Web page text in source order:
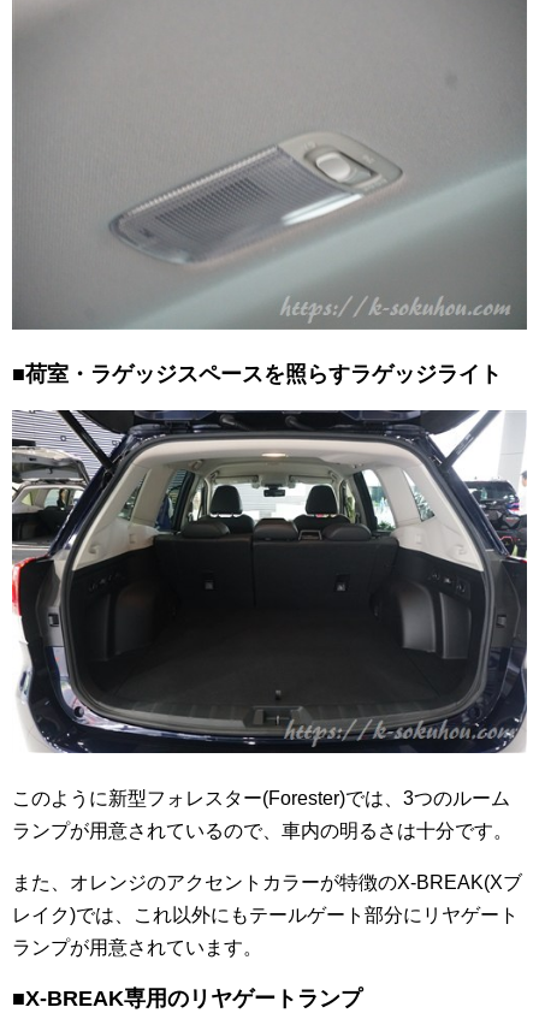
■荷室・ラゲッジスペースを照らすラゲッジライト
このように新型フォレスター(Forester)では、3つのルーム
ランプが用意されているので、車内の明るさは十分です。
また、オレンジのアクセントカラーが特徴のX-BREAK(Xブ
レイク)では、これ以外にもテールゲート部分にリヤゲート
ランプが用意されています。
■X-BREAK専用のリヤゲートランプ